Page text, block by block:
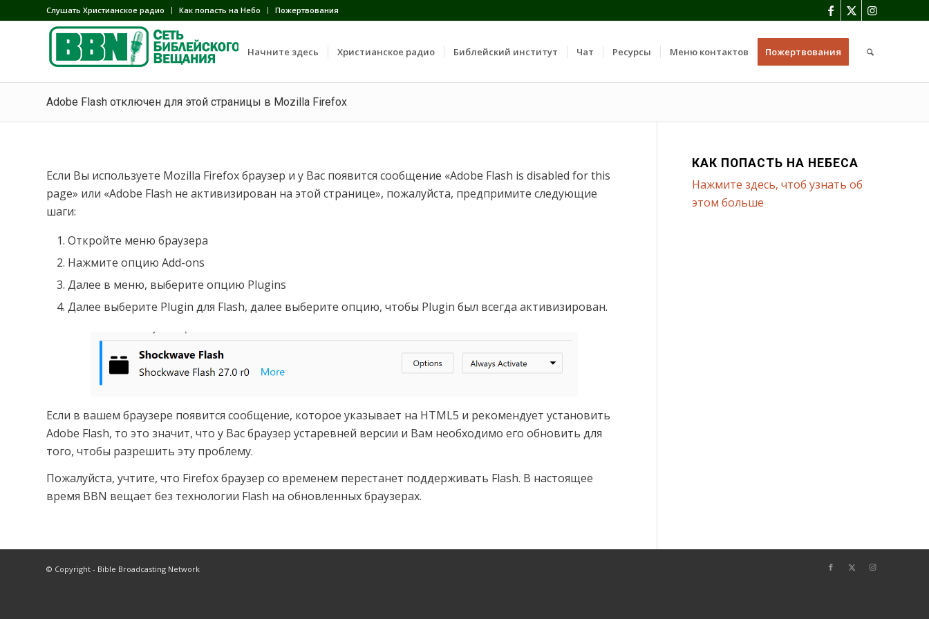
Слушать Христианское радио Как попасть на Небо Пожертвования
Начните здесь Христианское радио Библейский институт Чат Ресурсы Меню контактов Пожертвования
Adobe Flash отключен для этой страницы в Mozilla Firefox
Если Вы используете Mozilla Firefox браузер и у Вас появится сообщение «Adobe Flash is disabled for this
page» или «Adobe Flash не активизирован на этой странице», пожалуйста, предпримите следующие
шаги:
Откройте меню браузера
Нажмите опцию Add-ons
Далее в меню, выберите опцию Plugins
Далее выберите Plugin для Flash, далее выберите опцию, чтобы Plugin был всегда активизирован.
Если в вашем браузере появится сообщение, которое указывает на HTML5 и рекомендует установить
Adobe Flash, то это значит, что у Вас браузер устаревней версии и Вам необходимо его обновить для
того, чтобы разрешить эту проблему.
Пожалуйста, учтите, что Firefox браузер со временем перестанет поддерживать Flash. В настоящее
время BBN вещает без технологии Flash на обновленных браузерах.
КАК ПОПАСТЬ НА НЕБЕСА
Нажмите здесь, чтоб узнать об
этом больше
© Copyright - Bible Broadcasting Network